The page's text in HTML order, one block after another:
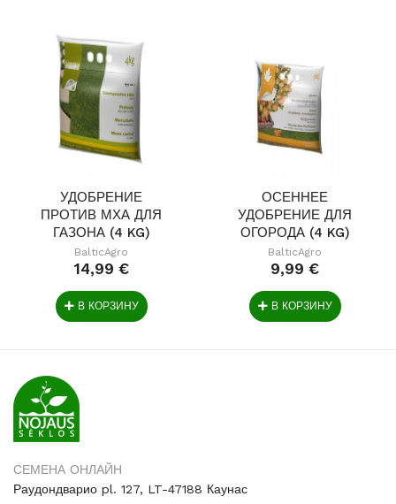
УДОБРЕНИЕ
ПРОТИВ МХА ДЛЯ
ГАЗОНА (4 KG)
BalticAgro
14,99 €
В КОРЗИНУ
ОСЕННЕЕ
УДОБРЕНИЕ ДЛЯ
ОГОРОДА (4 KG)
BalticAgro
9,99 €
В КОРЗИНУ
СЕМЕНА ОНЛАЙН
Раудондварио pl. 127, LT-47188 Каунас